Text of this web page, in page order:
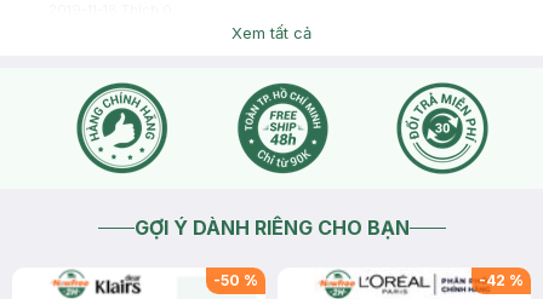
Xem tất cả
GỢI Ý DÀNH RIÊNG CHO BẠN
-50 % -42 %